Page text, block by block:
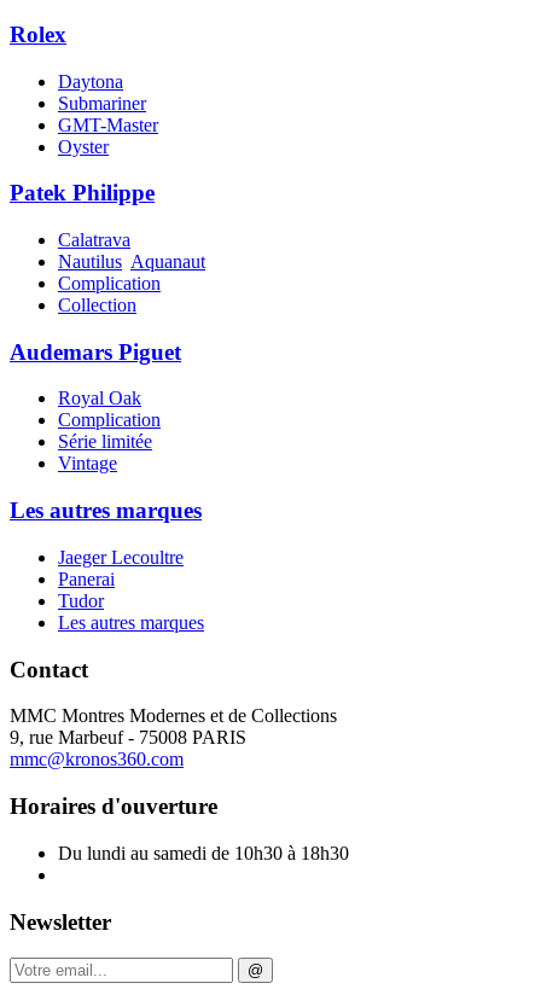
Rolex
Daytona
Submariner
GMT-Master
Oyster
Patek Philippe
Calatrava
Nautilus Aquanaut
Complication
Collection
Audemars Piguet
Royal Oak
Complication
Série limitée
Vintage
Les autres marques
Jaeger Lecoultre
Panerai
Tudor
Les autres marques
Contact
MMC Montres Modernes et de Collections
9, rue Marbeuf - 75008 PARIS
mmc@kronos360.com
Horaires d'ouverture
Du lundi au samedi de 10h30 à 18h30
Newsletter
@